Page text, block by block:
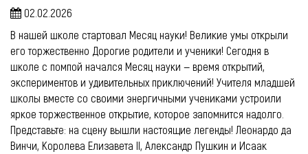
02.02.2026
В нашей школе стартовал Месяц науки! Великие умы открыли
его торжественно Дорогие родители и ученики! Сегодня в
школе с помпой начался Месяц науки — время открытий,
экспериментов и удивительных приключений! Учителя младшей
школы вместе со своими энергичными учениками устроили
яркое торжественное открытие, которое запомнится надолго.
Представьте: на сцену вышли настоящие легенды! Леонардо да
Винчи, Королева Елизавета II, Александр Пушкин и Исаак